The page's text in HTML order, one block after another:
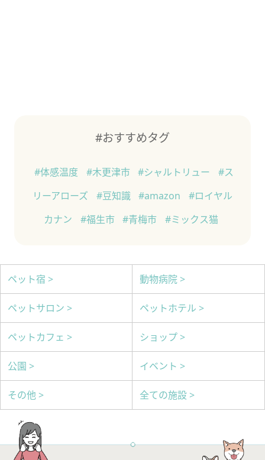
#おすすめタグ
#体感温度 #木更津市 #シャルトリュー
#ス
リーアローズ
#豆知識 #amazon
#ロイヤル
カナン
#福生市 #青梅市 #ミックス猫
ペット宿 > 動物病院 >
ペットサロン > ペットホテル >
ペットカフェ > ショップ >
公園 > イベント >
その他 > 全ての施設 >